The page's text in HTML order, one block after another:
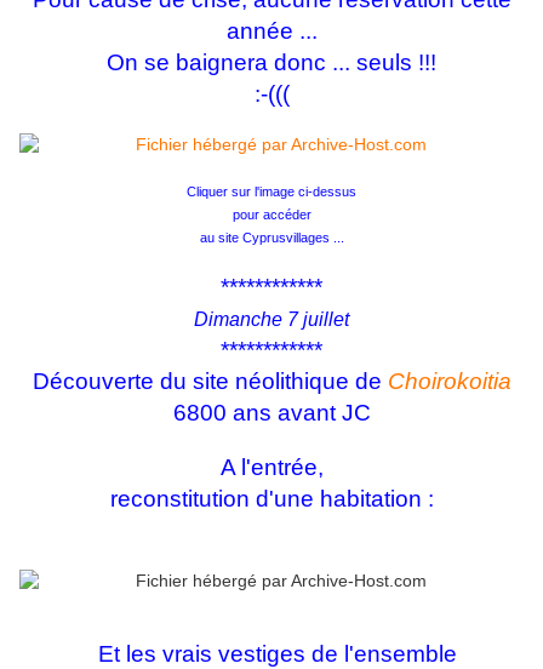
année ...
On se baignera donc ... seuls !!!
:-(((
Cliquer sur l'image ci-dessus
pour accéder
au site Cyprusvillages ...
************
Dimanche 7 juillet
************
Découverte du site néolithique de Choirokoitia
6800 ans avant JC
A l'entrée,
reconstitution d'une habitation :
Et les vrais vestiges de l'ensemble